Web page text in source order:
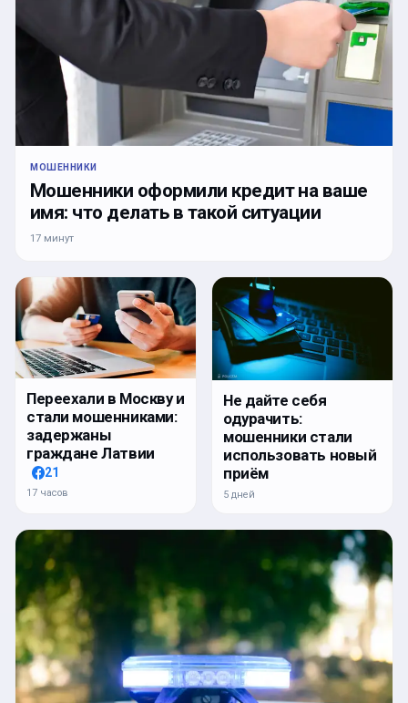
МОШЕННИКИ
Мошенники оформили кредит на ваше
имя: что делать в такой ситуации
17 минут
Переехали в Москву и
стали мошенниками:
задержаны
граждане Латвии
21
17 часов
Не дайте себя
одурачить:
мошенники стали
использовать новый
приём
5 дней